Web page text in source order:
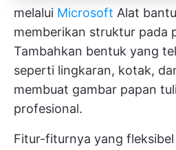
melalui Microsoft Alat
memberikan struktur pada
Tambahkan bentuk yang
seperti lingkaran, kotak,
membuat gambar papan
profesional.
Fitur-fiturnya yang